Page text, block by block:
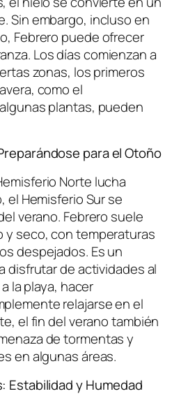
Sin embargo, incluso en
Febrero puede ofrecer
Los días comienzan a
zonas, los primeros
como el
plantas, pueden
para el Otoño
Norte lucha
el Hemisferio Sur se
verano. Febrero suele
y seco, con temperaturas
despejados. Es un
disfrutar de actividades al
la playa, hacer
relajarse en el
el fin del verano también
de tormentas y
en algunas áreas.
Estabilidad y Humedad